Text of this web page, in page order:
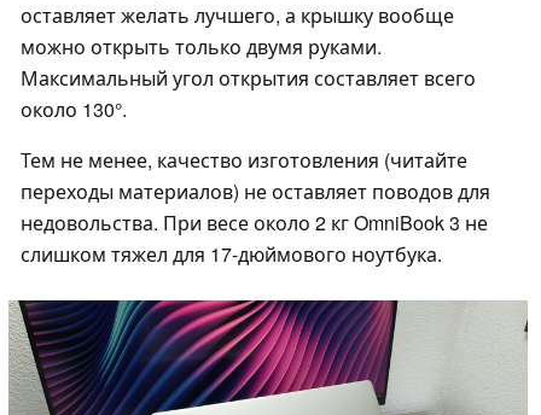
оставляет желать лучшего, а крышку вообще
можно открыть только двумя руками.
Максимальный угол открытия составляет всего
около 130°.
Тем не менее, качество изготовления (читайте
переходы материалов) не оставляет поводов для
недовольства. При весе около 2 кг OmniBook 3 не
слишком тяжел для 17-дюймового ноутбука.